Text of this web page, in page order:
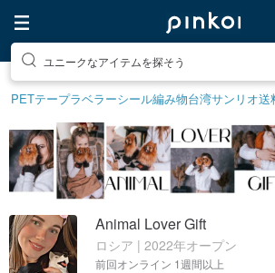
ユニークなアイテムを探そう
PETテープラベラーシール編み物台湾サンリオ送
Animal Lover Gift
ロシア | 2022年オープン
前回オンライン 1週間以上